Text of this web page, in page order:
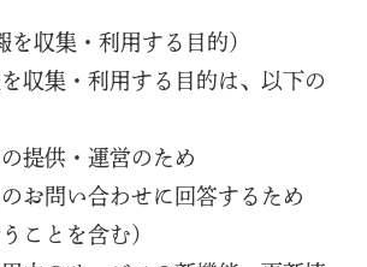
を収集・利用する目的）
収集・利用する目的は、以下の
提供・運営のため
お問い合わせに回答するため
ことを含む）